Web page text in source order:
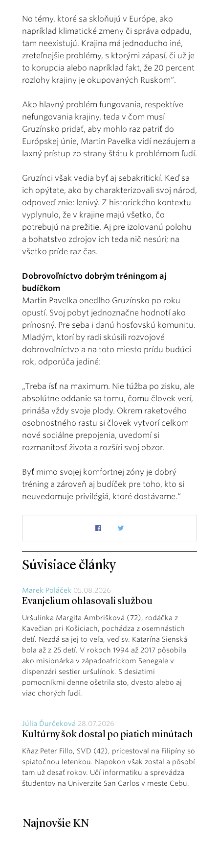
No témy, ktoré sa skloňujú v Európe, ako
napríklad klimatické zmeny či správa odpadu,
tam neexistujú. Krajina má jednoducho iné,
zreteľnejšie problémy, s ktorými zápasí, či už je
to korupcia alebo napríklad fakt, že 20 percent
rozlohy krajiny je okupovaných Ruskom“.
Ako hlavný problém fungovania, respektíve
nefungovania krajiny, teda v čom musí
Gruzínsko pridať, aby mohlo raz patriť do
Európskej únie, Martin Pavelka vidí nezáujem a
laxný prístup zo strany štátu k problémom ľudí.
Gruzínci však vedia byť aj sebakritickí. Keď sa
ich opýtate, ako by charakterizovali svoj národ,
odpoveď znie: lenivý. Z historického kontextu
vyplynulo, že v krajine majú všetko, čo
potrebujú na prežitie. Aj pre izolovanú polohu
a bohatstvo zdrojov ich teda nič nesúri; na
všetko príde raz čas.
Dobrovoľníctvo dobrým tréningom aj
budíčkom
Martin Pavelka onedlho Gruzínsko po roku
opustí. Svoj pobyt jednoznačne hodnotí ako
prínosný. Pre seba i danú hosťovskú komunitu.
Mladým, ktorí by radi skúsili rozvojové
dobrovoľníctvo a na toto miesto prídu budúci
rok, odporúča jediné:
„Treba ísť na maximum. Nie túžba po zisku, ale
absolútne oddanie sa tomu, čomu človek verí,
prináša vždy svoje plody. Okrem raketového
osobnostného rastu si človek vytvorí celkom
nové sociálne prepojenia, uvedomí si
rozmanitosť života a rozšíri svoj obzor.
Byť mimo svojej komfortnej zóny je dobrý
tréning a zároveň aj budíček pre toho, kto si
neuvedomuje privilégiá, ktoré dostávame.“
Súvisiace články
Marek Poláček 05.08.2026
Evanjelium ohlasovali službou
Uršulínka Margita Ambrišková (72), rodáčka z
Kavečian pri Košiciach, pochádza z osemnástich
detí. Nezdá sa jej to veľa, veď sv. Katarína Sienská
bola až z 25 detí. V rokoch 1994 až 2017 pôsobila
ako misionárka v západoafrickom Senegale v
dispenzári sestier uršulínok. S desiatimi
pomocníkmi denne ošetrila sto, dvesto alebo aj
viac chorých ľudí.
Júlia Ďurčeková 28.07.2026
Kultúrny šok dostal po piatich minútach
Kňaz Peter Fillo, SVD (42), pricestoval na Filipíny so
spiatočnou letenkou. Napokon však zostal a pôsobí
tam už desať rokov. Učí informatiku a sprevádza
študentov na Univerzite San Carlos v meste Cebu.
Najnovšie KN